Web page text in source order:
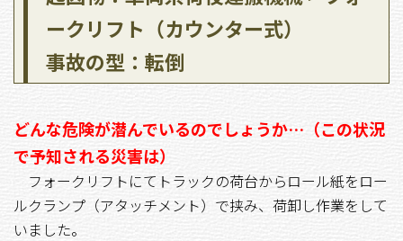
ークリフト（カウンター式）
事故の型：転倒
どんな危険が潜んでいるのでしょうか…（この状況
で予知される災害は）
フォークリフトにてトラックの荷台からロール紙をロー
ルクランプ（アタッチメント）で挟み、荷卸し作業をして
いました。